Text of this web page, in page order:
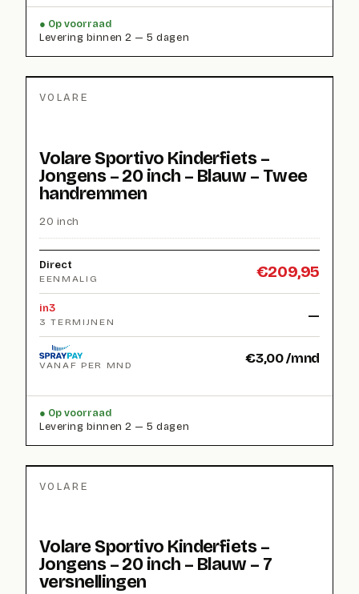
Op voorraad
Levering binnen 2 — 5 dagen
VOLARE
Volare Sportivo Kinderfiets –
Jongens – 20 inch – Blauw – Twee
handremmen
20 inch
Direct
EENMALIG €209,95
in3
3 TERMIJNEN —
VANAF PER MND €3,00/mnd
Op voorraad
Levering binnen 2 — 5 dagen
VOLARE
Volare Sportivo Kinderfiets –
Jongens – 20 inch – Blauw – 7
versnellingen